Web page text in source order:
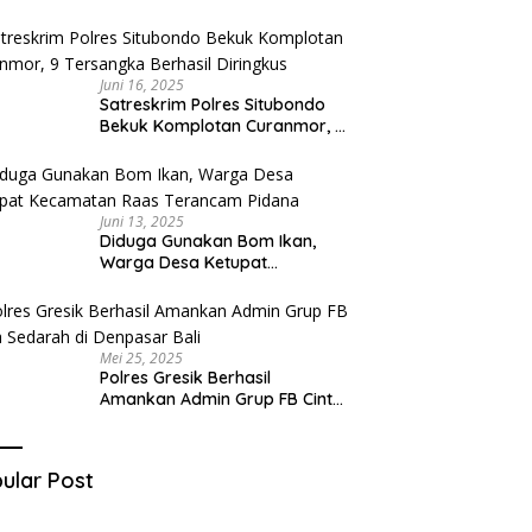
Juni 16, 2025
Satreskrim Polres Situbondo
Bekuk Komplotan Curanmor, 9
Juni 13, 2025
Diduga Gunakan Bom Ikan,
Warga Desa Ketupat
Pidana
Mei 25, 2025
Polres Gresik Berhasil
Amankan Admin Grup FB Cinta
Post